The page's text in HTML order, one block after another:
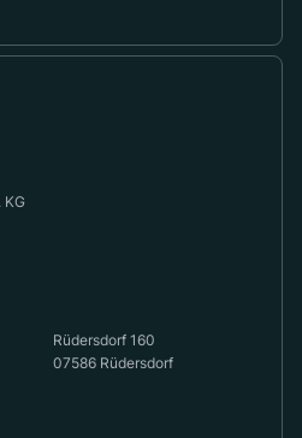
KG
Rüdersdorf 160
07586 Rüdersdorf